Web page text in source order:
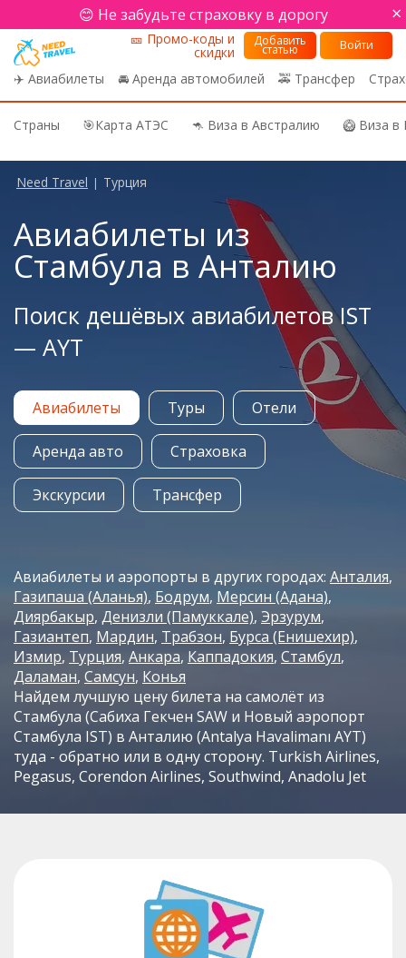
😊 Не забудьте страховку в дорогу ×
✈️ Авиабилеты 🚘 Аренда автомобилей 🚕 Трансфер
🎫 Промо-коды и
скидки
Добавить
статью Войти
Страны 🎯Карта АТЭС 🦘 Виза в Австралию 🥝 Виза
Need Travel | Турция
Авиабилеты из
Стамбула в Анталию
Поиск дешёвых авиабилетов IST
— AYT
Авиабилеты Туры Отели
Аренда авто Страховка
Экскурсии Трансфер
Авиабилеты и аэропорты в других городах: Анталия
Газипаша (Аланья) Бодрум Мерсин (Адана)
Диярбакыр Денизли (Памуккале) Эрзурум
Газиантеп Мардин Трабзон Бурса (Енишехир)
Измир Турция Анкара Каппадокия Стамбул
Даламан Самсун Конья
Найдем лучшую цену билета на самолёт из
Стамбула (Сабиха Гекчен SAW и Новый аэропорт
Стамбула IST) в Анталию (Antalya Havalimanı AYT)
туда - обратно или в одну сторону. Turkish Airlines,
Pegasus, Corendon Airlines, Southwind, Anadolu Jet